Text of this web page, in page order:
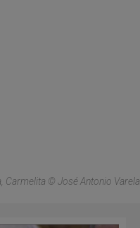
Carmelita © José Antonio Varela